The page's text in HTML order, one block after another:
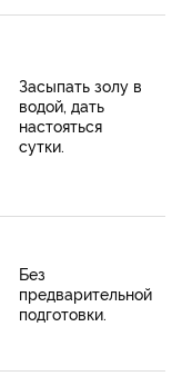
Засыпать золу в
водой, дать
настояться
сутки.
Без
предварительной
подготовки.